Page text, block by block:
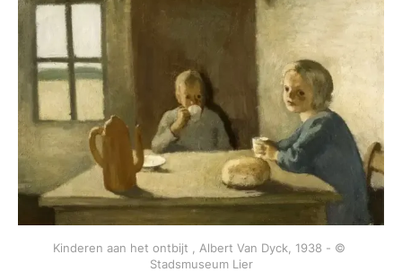
Kinderen aan het ontbijt , Albert Van Dyck, 1938 - ©
Stadsmuseum Lier